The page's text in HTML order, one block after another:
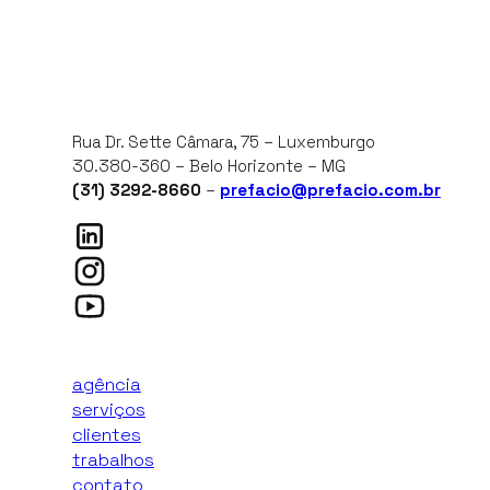
Rua Dr. Sette Câmara, 75 – Luxemburgo
30.380-360 – Belo Horizonte – MG
(31) 3292-8660 – prefacio@prefacio.com.br
agência
serviços
clientes
trabalhos